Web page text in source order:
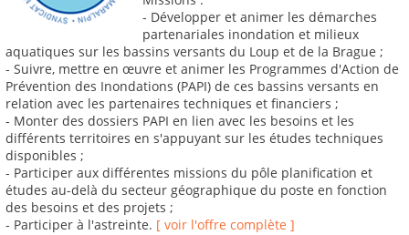
- Développer et animer les démarches
partenariales inondation et milieux
aquatiques sur les bassins versants du Loup et de la Brague ;
- Suivre, mettre en œuvre et animer les Programmes d'Action de
Prévention des Inondations (PAPI) de ces bassins versants en
relation avec les partenaires techniques et financiers ;
- Monter des dossiers PAPI en lien avec les besoins et les
différents territoires en s'appuyant sur les études techniques
disponibles ;
- Participer aux différentes missions du pôle planification et
études au-delà du secteur géographique du poste en fonction
des besoins et des projets ;
- Participer à l'astreinte. [ voir l'offre complète ]